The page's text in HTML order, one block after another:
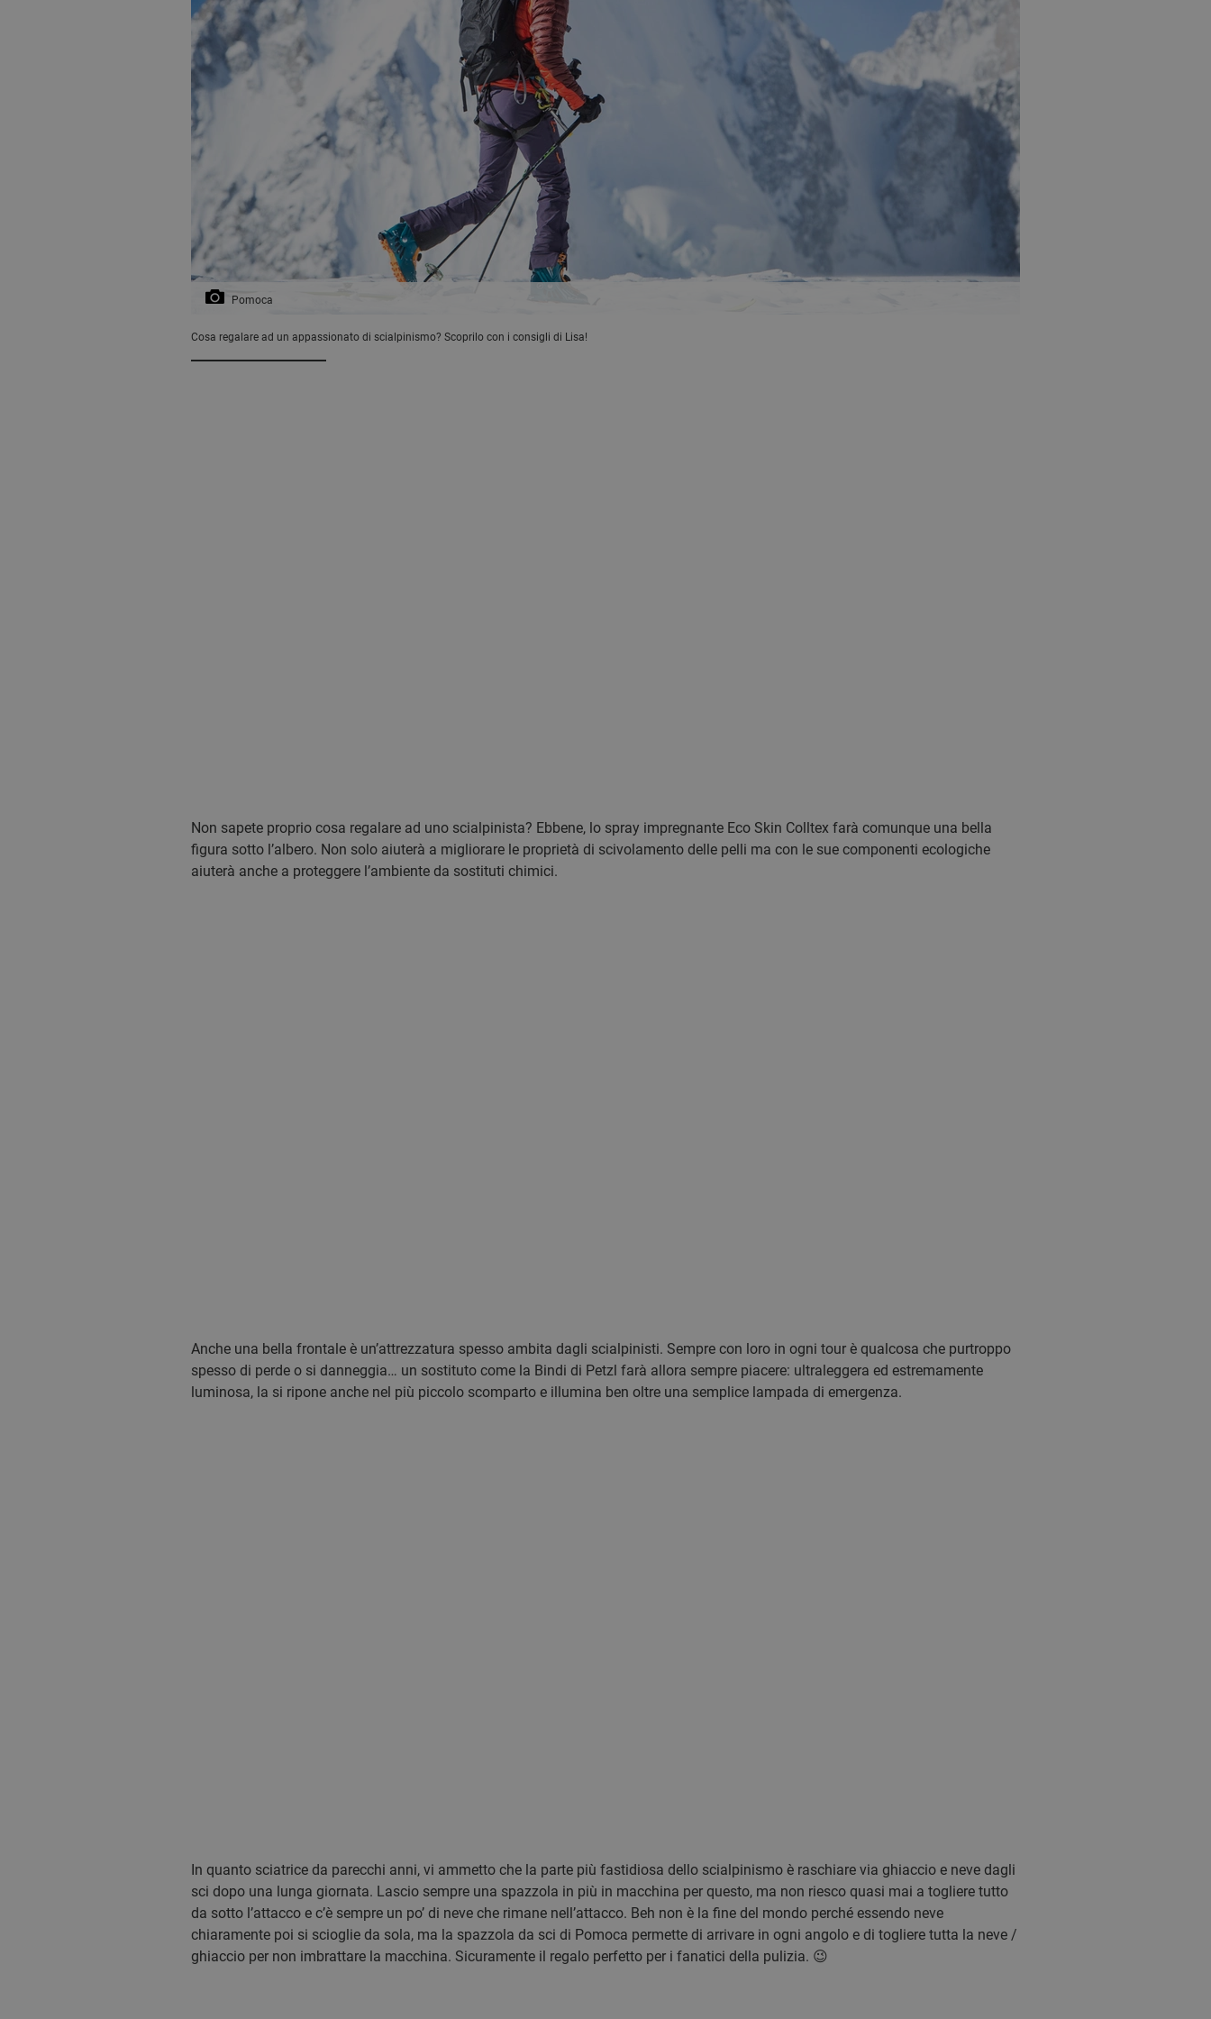
Pomoca
Cosa regalare ad un appassionato di scialpinismo? Scoprilo con i consigli di Lisa!
Non sapete proprio cosa regalare ad uno scialpinista? Ebbene, lo spray impregnante Eco Skin Colltex farà comunque una bella
figura sotto l’albero. Non solo aiuterà a migliorare le proprietà di scivolamento delle pelli ma con le sue componenti ecologiche
aiuterà anche a proteggere l’ambiente da sostituti chimici.
Anche una bella frontale è un’attrezzatura spesso ambita dagli scialpinisti. Sempre con loro in ogni tour è qualcosa che purtroppo
spesso di perde o si danneggia… un sostituto come la Bindi di Petzl farà allora sempre piacere: ultraleggera ed estremamente
luminosa, la si ripone anche nel più piccolo scomparto e illumina ben oltre una semplice lampada di emergenza.
In quanto sciatrice da parecchi anni, vi ammetto che la parte più fastidiosa dello scialpinismo è raschiare via ghiaccio e neve dagli
sci dopo una lunga giornata. Lascio sempre una spazzola in più in macchina per questo, ma non riesco quasi mai a togliere tutto
da sotto l’attacco e c’è sempre un po’ di neve che rimane nell’attacco. Beh non è la fine del mondo perché essendo neve
chiaramente poi si scioglie da sola, ma la spazzola da sci di Pomoca permette di arrivare in ogni angolo e di togliere tutta la neve /
ghiaccio per non imbrattare la macchina. Sicuramente il regalo perfetto per i fanatici della pulizia. 😉